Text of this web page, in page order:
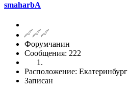
smaharbA
Форумчанин
Сообщения: 222
Расположение: Екатеринбург
Записан